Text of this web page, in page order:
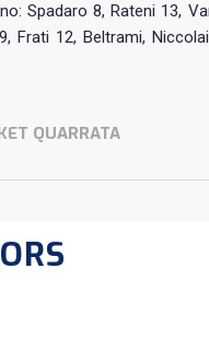
Spadaro 8, Rateni 13,
Frati 12, Beltrami,
QUARRATA